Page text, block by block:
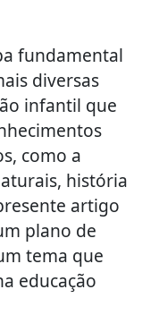
fundamental
diversas
infantil que
como a
história
artigo
plano de
tema que
educação